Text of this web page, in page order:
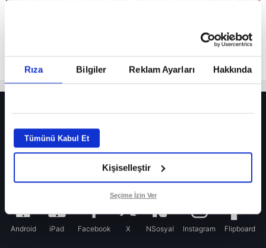
Rıza Bilgiler Reklam Ayarları Hakkında
Tümünü Kabul Et
Kişiselleştir
Seçime İzin Ver
Fenerbahçe’de sürpriz ayrılık ihtimali! Devre arasında gelmişti
Fenerbahçe’nin yeni transferi Mason Greenwood için olay sözler!
Galatasaray’da rota yeniden Thiago Almada!
Android iPad Facebook X NSosyal Instagram Flipboard